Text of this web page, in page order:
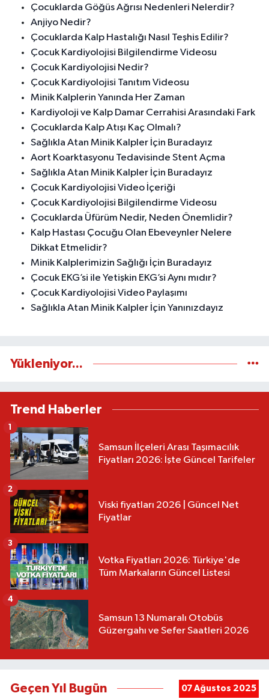
Çocuklarda Göğüs Ağrısı Nedenleri Nelerdir?
Anjiyo Nedir?
Çocuklarda Kalp Hastalığı Nasıl Teşhis Edilir?
Çocuk Kardiyolojisi Bilgilendirme Videosu
Çocuk Kardiyolojisi Nedir?
Çocuk Kardiyolojisi Tanıtım Videosu
Minik Kalplerin Yanında Her Zaman
Kardiyoloji ve Kalp Damar Cerrahisi Arasındaki Fark
Çocuklarda Kalp Atışı Kaç Olmalı?
Sağlıkla Atan Minik Kalpler İçin Buradayız
Aort Koarktasyonu Tedavisinde Stent Açma
Sağlıkla Atan Minik Kalpler İçin Buradayız
Çocuk Kardiyolojisi Video İçeriği
Çocuk Kardiyolojisi Bilgilendirme Videosu
Çocuklarda Üfürüm Nedir, Neden Önemlidir?
Kalp Hastası Çocuğu Olan Ebeveynler Nelere
Dikkat Etmelidir?
Minik Kalplerimizin Sağlığı İçin Buradayız
Çocuk EKG’si ile Yetişkin EKG’si Aynı mıdır?
Çocuk Kardiyolojisi Video Paylaşımı
Sağlıkla Atan Minik Kalpler İçin Yanınızdayız
Yükleniyor...
Trend Haberler
Samsun İlçeleri Arası Taşımacılık
Fiyatları 2026: İşte Güncel Tarifeler
1
Viski fiyatları 2026 | Güncel Net
Fiyatlar
2
Votka Fiyatları 2026: Türkiye'de
Tüm Markaların Güncel Listesi
3
Samsun 13 Numaralı Otobüs
Güzergahı ve Sefer Saatleri 2026
4
Geçen Yıl Bugün 07 Ağustos 2025